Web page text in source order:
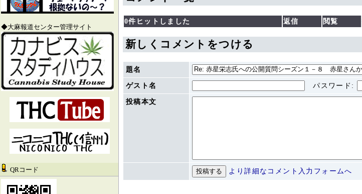
◆大麻報道センター管理サイト
QRコード
0件ヒットしました 返信 閲覧
新しくコメントをつける
題名
ゲスト名 パスワード :
投稿本文
より詳細なコメント入力フォームへ